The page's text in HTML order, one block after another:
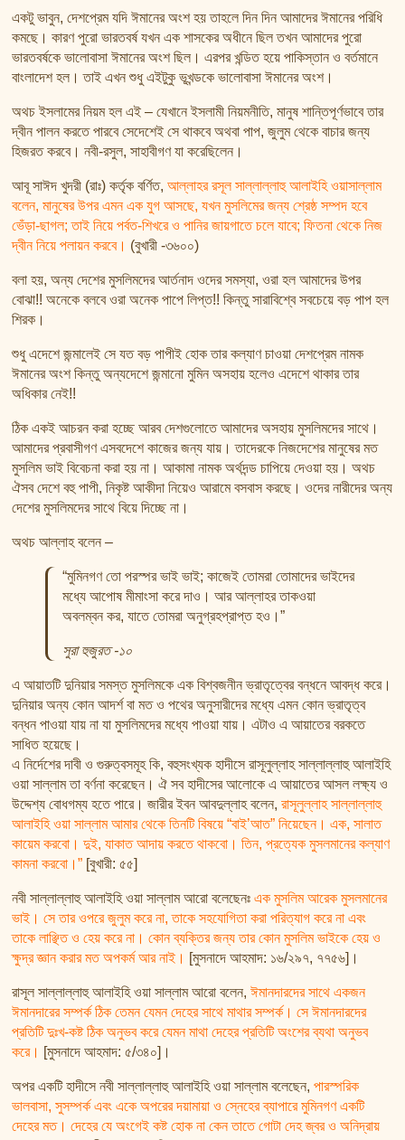
একটু ভাবুন, দেশপ্রেম যদি ঈমানের অংশ হয় তাহলে দিন দিন আমাদের ঈমানের পরিধি
কমছে। কারণ পুরো ভারতবর্ষ যখন এক শাসকের অধীনে ছিল তখন আমাদের পুরো
ভারতবর্ষকে ভালোবাসা ঈমানের অংশ ছিল। এরপর খন্ডিত হয়ে পাকিস্তান ও বর্তমানে
বাংলাদেশ হল। তাই এখন শুধু এইটুকু ভূখন্ডকে ভালোবাসা ঈমানের অংশ।
অথচ ইসলামের নিয়ম হল এই – যেখানে ইসলামী নিয়মনীতি, মানুষ শান্তিপূর্ণভাবে তার
দ্বীন পালন করতে পারবে সেদেশেই সে থাকবে অথবা পাপ, জুলুম থেকে বাচার জন্য
হিজরত করবে। নবী-রসুল, সাহাবীগণ যা করেছিলেন।
আবূ সাঈদ খুদরী (রাঃ) কর্তৃক বর্ণিত,আল্লাহর রসূল সাল্লাল্লাহু আলাইহি ওয়াসাল্লাম
বলেন, মানুষের উপর এমন এক যুগ আসছে, যখন মুসলিমের জন্য শ্রেষ্ঠ সম্পদ হবে
ভেঁড়া-ছাগল; তাই নিয়ে পর্বত-শিখরে ও পানির জায়গাতে চলে যাবে; ফিতনা থেকে নিজ
দ্বীন নিয়ে পলায়ন করবে। (বুখারী -৩৬০০)
বলা হয়, অন্য দেশের মুসলিমদের আর্তনাদ ওদের সমস্যা, ওরা হল আমাদের উপর
বোঝা!! অনেকে বলবে ওরা অনেক পাপে লিপ্ত!! কিন্তু সারাবিশ্বে সবচেয়ে বড় পাপ হল
শিরক।
শুধু এদেশে জন্মালেই সে যত বড় পাপীই হোক তার কল্যাণ চাওয়া দেশপ্রেম নামক
ঈমানের অংশ কিন্তু অন্যদেশে জন্মানো মুমিন অসহায় হলেও এদেশে থাকার তার
অধিকার নেই!!
ঠিক একই আচরন করা হচ্ছে আরব দেশগুলোতে আমাদের অসহায় মুসলিমদের সাথে।
আমাদের প্রবাসীগণ এসবদেশে কাজের জন্য যায়। তাদেরকে নিজদেশের মানুষের মত
মুসলিম ভাই বিবেচনা করা হয় না। আকামা নামক অর্থদন্ড চাপিয়ে দেওয়া হয়। অথচ
ঐসব দেশে বহু পাপী, নিকৃষ্ট আকীদা নিয়েও আরামে বসবাস করছে। ওদের নারীদের অন্য
দেশের মুসলিমদের সাথে বিয়ে দিচ্ছে না।
অথচ আল্লাহ বলেন –
“মুমিনগণ তো পরস্পর ভাই ভাই; কাজেই তোমরা তোমাদের ভাইদের
মধ্যে আপোষ মীমাংসা করে দাও। আর আল্লাহর তাকওয়া
অবলম্বন কর, যাতে তোমরা অনুগ্রহপ্রাপ্ত হও।”
সুরা হুজুরত -১০
এ আয়াতটি দুনিয়ার সমস্ত মুসলিমকে এক বিশ্বজনীন ভ্রাতৃত্বের বন্ধনে আবদ্ধ করে।
দুনিয়ার অন্য কোন আদর্শ বা মত ও পথের অনুসারীদের মধ্যে এমন কোন ভ্রাতৃত্ব
বন্ধন পাওয়া যায় না যা মুসলিমদের মধ্যে পাওয়া যায়। এটাও এ আয়াতের বরকতে
সাধিত হয়েছে।
এ নির্দেশের দাবী ও গুরুত্বসমূহ কি, বহুসংখ্যক হাদীসে রাসূলুল্লাহ সাল্লাল্লাহু আলাইহি
ওয়া সাল্লাম তা বর্ণনা করেছেন। ঐ সব হাদীসের আলোকে এ আয়াতের আসল লক্ষ্য ও
উদ্দেশ্য বোধগম্য হতে পারে। জারীর ইবন আবদুল্লাহ বলেন,রাসূলুল্লাহ সাল্লাল্লাহু
আলাইহি ওয়া সাল্লাম আমার থেকে তিনটি বিষয়ে “বাই’আত” নিয়েছেন। এক, সালাত
কায়েম করবো। দুই, যাকাত আদায় করতে থাকবো। তিন, প্রত্যেক মুসলমানের কল্যাণ
কামনা করবো।” [বুখারী: ৫৫]
নবী সাল্লাল্লাহু আলাইহি ওয়া সাল্লাম আরো বলেছেনঃএক মুসলিম আরেক মুসলমানের
ভাই। সে তার ওপরে জুলুম করে না, তাকে সহযোগিতা করা পরিত্যাগ করে না এবং
তাকে লাঞ্ছিত ও হেয় করে না। কোন ব্যক্তির জন্য তার কোন মুসলিম ভাইকে হেয় ও
ক্ষুদ্র জ্ঞান করার মত অপকৰ্ম আর নাই।
[মুসনাদে আহমাদ: ১৬/২৯৭, ৭৭৫৬]।
রাসূল সাল্লাল্লাহু আলাইহি ওয়া সাল্লাম আরো বলেন,ঈমানদারদের সাথে একজন
ঈমানদারের সম্পর্ক ঠিক তেমন যেমন দেহের সাথে মাথার সম্পর্ক। সে ঈমানদারদের
প্রতিটি দুঃখ-কষ্ট ঠিক অনুভব করে যেমন মাথা দেহের প্রতিটি অংশের ব্যথা অনুভব
করে।
[মুসনাদে আহমাদ: ৫/৩৪০]।
অপর একটি হাদীসে নবী সাল্লাল্লাহু আলাইহি ওয়া সাল্লাম বলেছেন,পারস্পরিক
ভালবাসা, সুসম্পর্ক এবং একে অপরের দয়ামায়া ও স্নেহের ব্যাপারে মুমিনগণ একটি
দেহের মত। দেহের যে অংগেই কষ্ট হোক না কেন তাতে গোটা দেহ জ্বর ও অনিদ্রায়